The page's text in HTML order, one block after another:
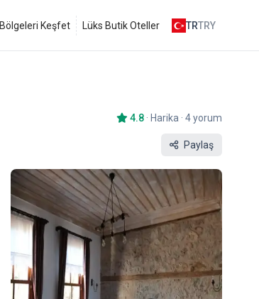
Bölgeleri Keşfet Lüks Butik Oteller TRTRY
Paylaş
4.8 · Harika · 4 yorum